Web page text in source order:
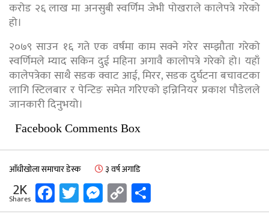
करोड २६ लाख मा अनसुबी स्वर्णिम जेभी पोखराले कालेपत्रे गरेको
हो।
२०७९ साउन १६ गते एक वर्षमा काम सक्ने गरेर सम्झौता गरेको
स्वर्णिमले म्याद सकिन दुई महिना अगावै कालोपत्रे गरेको हो। यहाँ
कालेपत्रेका साथै सडक क्वाट आई, मिरर, सडक दुर्घटना बचावटका
लागि स्टिलबार र पेन्टिङ समेत गरिएको इन्निनियर प्रकाश पौडेलले
जानकारी दिनुभयो।
Facebook Comments Box
आँधीखोला समाचार डेस्क ३ वर्ष अगाडि
2K
Shares Facebook
Twitter
Messenger
Copy
Link